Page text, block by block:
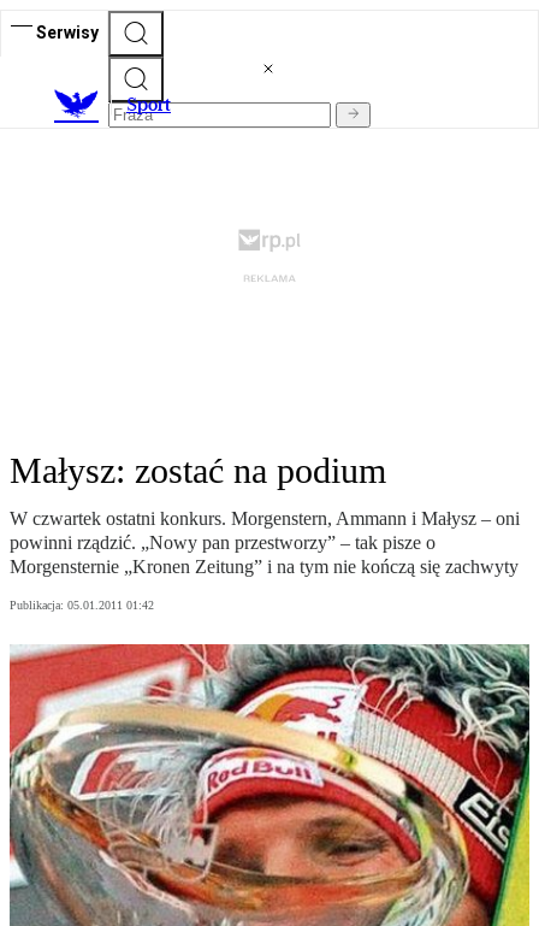
Serwisy
Sport
Małysz: zostać na podium
W czwartek ostatni konkurs. Morgenstern, Ammann i Małysz – oni
powinni rządzić. „Nowy pan przestworzy” – tak pisze o
Morgensternie „Kronen Zeitung” i na tym nie kończą się zachwyty
Publikacja: 05.01.2011 01:42